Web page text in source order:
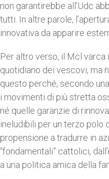
non garantirebbe all’Udc
tutti. In altre parole,
innovativa da apparire
Per altro verso, il Mcl varca
quotidiano dei vescovi, ma
questo perché, secondo
i movimenti di più stretta
né quelle garanzie di
ineludibili per un terzo polo
propensione a tradurre in
“fondamentali” cattolici,
a una politica amica della